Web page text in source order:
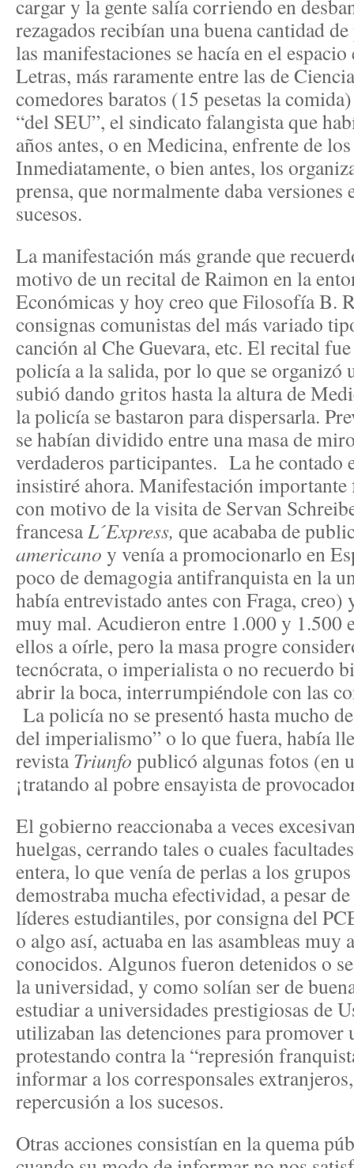
cargar y la gente salía corriendo en
rezagados recibían una buena cantidad
las manifestaciones se hacía en el
Letras, más raramente entre las de
comedores baratos (15 pesetas la
“del SEU”, el sindicato falangista que
años antes, o en Medicina, enfrente de
Inmediatamente, o bien antes, los
prensa, que normalmente daba versiones
sucesos.
La manifestación más grande que
motivo de un recital de Raimon en la
Económicas y hoy creo que Filosofía B.
consignas comunistas del más variado
canción al Che Guevara, etc. El recital
policía a la salida, por lo que se organizó
subió dando gritos hasta la altura de
la policía se bastaron para dispersarla.
se habían dividido entre una masa de
verdaderos participantes. La he contado
insistiré ahora. Manifestación importante
con motivo de la visita de Servan
francesaL´Express, que acababa de
americano y venía a promocionarlo en
poco de demagogia antifranquista en la
había entrevistado antes con Fraga,
muy mal. Acudieron entre 1.000 y 1.500
ellos a oírle, pero la masa progre
tecnócrata, o imperialista o no recuerdo
abrir la boca, interrumpiéndole con las
La policía no se presentó hasta mucho
del imperialismo” o lo que fuera, había
revistaTriunfo publicó algunas fotos (en
¡tratando al pobre ensayista de
El gobierno reaccionaba a veces
huelgas, cerrando tales o cuales
entera, lo que venía de perlas a los
demostraba mucha efectividad, a pesar
líderes estudiantiles, por consigna del
o algo así, actuaba en las asambleas muy
conocidos. Algunos fueron detenidos o
la universidad, y como solían ser de
estudiar a universidades prestigiosas de
utilizaban las detenciones para promover
protestando contra la “represión
informar a los corresponsales
repercusión a los sucesos.
Otras acciones consistían en la quema